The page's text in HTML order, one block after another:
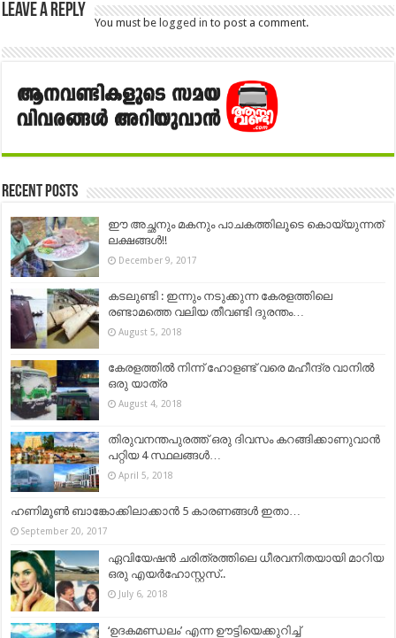
Leave a Reply
You must be logged in to post a comment.
Recent Posts
ഈ അച്ഛനും മകനും പാചകത്തിലൂടെ കൊയ്യുന്നത്
ലക്ഷങ്ങൾ!!
December 9, 2017
കടലുണ്ടി : ഇന്നും നടുക്കുന്ന കേരളത്തിലെ
രണ്ടാമത്തെ വലിയ തീവണ്ടി ദുരന്തം…
August 5, 2018
കേരളത്തില്‍ നിന്ന് ഹോളണ്ട് വരെ മഹീന്ദ്ര വാനില്‍
ഒരു യാത്ര
August 4, 2018
തിരുവനന്തപുരത്ത് ഒരു ദിവസം കറങ്ങിക്കാണുവാന്‍
പറ്റിയ 4 സ്ഥലങ്ങള്‍…
April 5, 2018
ഹണിമൂണ്‍ ബാങ്കോക്കിലാക്കാന്‍ 5 കാരണങ്ങള്‍ ഇതാ…
September 20, 2017
ഏവിയേഷന്‍ ചരിത്രത്തിലെ ധീരവനിതയായി മാറിയ
ഒരു എയര്‍ഹോസ്റ്റസ്..
July 6, 2018
‘ഉദകമണ്ഡലം’ എന്ന ഊട്ടിയെക്കുറിച്ച്